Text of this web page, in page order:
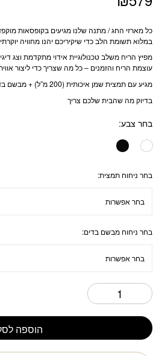
כל מארזי החג / מתנה שלנו מגיעים בקופסאות
במלוא תשומת הלב כדי שיקיריכם יהנו מחוויה
מפיץ הריח משלב טכנולוגיית אידוי מתקדמת וצג
עוצמת הריח והזמנים – כל מה שצריך כדי ליצור
מגיע עם תמצית שמן איכותית (200 מ”ל) + מבשם בדים יוקרתי + מעטפת ריח
בדיוק מה שהבית שלכם צריך
בחר צבע
בחר ניחוח תמצית:
בחר ניחוח מבשם בדים:
הוספה